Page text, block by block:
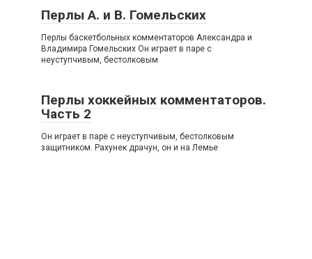
Перлы А. и В. Гомельских
Перлы баскетбольных комментаторов Александра и
Владимира Гомельских Он играет в паре с
неуступчивым, бестолковым
Перлы хоккейных комментаторов.
Часть 2
Он играет в паре с неуступчивым, бестолковым
защитником. Рахунек драчун, он и на Лемье